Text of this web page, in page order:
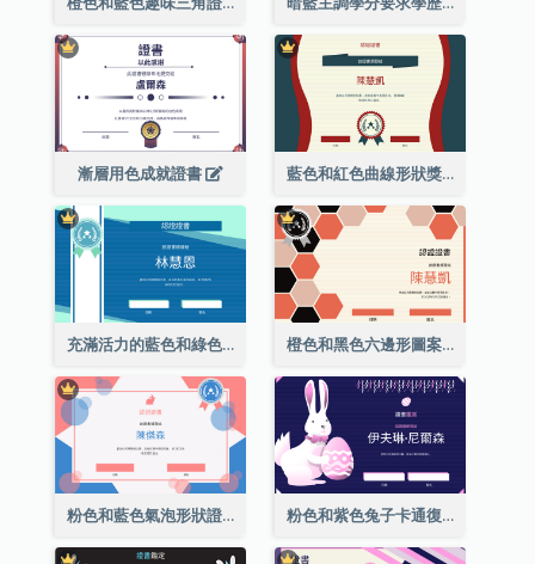
漸層用色成就證書 藍色和紅色曲線形狀獎證書
充滿活力的藍色和綠色徽章證書 橙色和黑色六邊形圖案證書
粉色和藍色氣泡形狀證書 粉色和紫色兔子卡通復活節證書